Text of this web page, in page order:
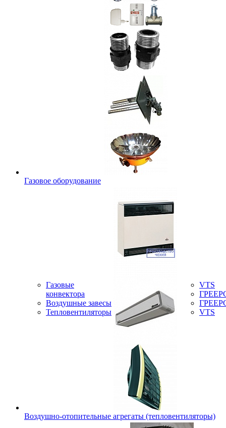
Газовое оборудование
Газовые
конвектора
Воздушные завесы
Тепловентиляторы
VTS
VTS
Воздушно-отопительные агрегаты (тепловентиляторы)